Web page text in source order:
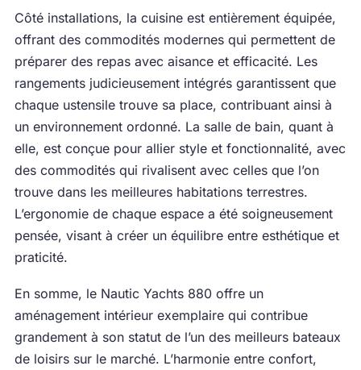
Côté installations, la cuisine est entièrement équipée,
offrant des commodités modernes qui permettent de
préparer des repas avec aisance et efficacité. Les
rangements judicieusement intégrés garantissent que
chaque ustensile trouve sa place, contribuant ainsi à
un environnement ordonné. La salle de bain, quant à
elle, est conçue pour allier style et fonctionnalité, avec
des commodités qui rivalisent avec celles que l’on
trouve dans les meilleures habitations terrestres.
L’ergonomie de chaque espace a été soigneusement
pensée, visant à créer un équilibre entre esthétique et
praticité.
En somme, le Nautic Yachts 880 offre un
aménagement intérieur exemplaire qui contribue
grandement à son statut de l’un des meilleurs bateaux
de loisirs sur le marché. L’harmonie entre confort,